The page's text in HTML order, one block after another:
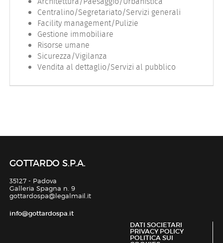
EN
FR
ES
PT
Centralino/Segretariato/Servizi generali
Facility management/Pulizie
Gestione immobiliare
Risorse umane
Sicurezza/Vigilanza
Vendita al dettaglio/Servizi al pubblico
GOTTARDO S.P.A.
35127 - Padova
Galleria Spagna n. 9
gottardospa@legalmail.it
info@gottardospa.it
DATI SOCIETARI
PRIVACY POLICY
POLITICA SUI